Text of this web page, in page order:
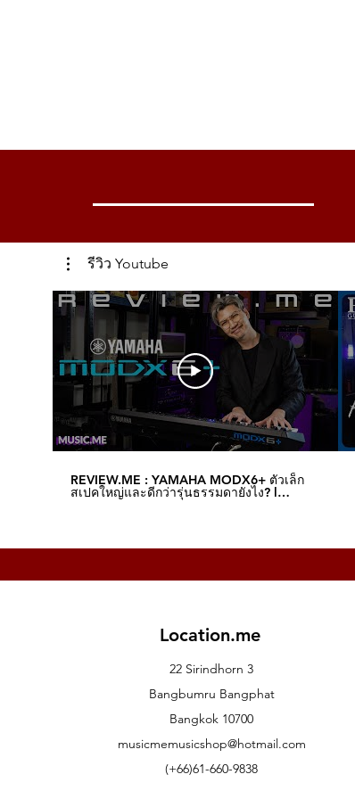
รีวิว Youtube
REVIEW.ME : YAMAHA MODX6+ ตัวเล็ก
สเปคใหญ่และดีกว่ารุ่นธรรมดายังไง? l
Location.me
22 Sirindhorn 3
Bangbumru Bangphat
Bangkok 10700
musicmemusicshop@hotmail.com
(+66)61-660-9838